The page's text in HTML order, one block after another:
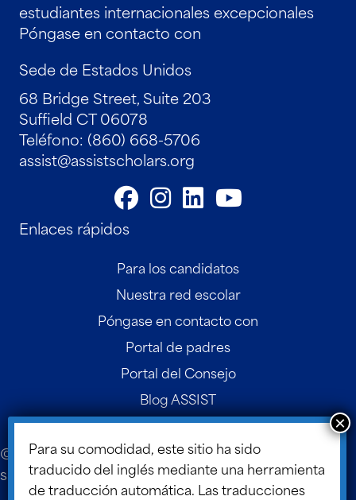
estudiantes internacionales excepcionales
Póngase en contacto con
Sede de Estados Unidos
68 Bridge Street, Suite 203
Suffield CT 06078
Teléfono: (860) 668-5706
assist@assistscholars.org
Enlaces rápidos
Para los candidatos
Nuestra red escolar
Póngase en contacto con
Portal de padres
Portal del Consejo
Blog ASSIST
© 2026 ASSIST Scholars. Diseño y desarrollo del
sitio web porDiseño TLC .
Para su comodidad, este sitio ha sido
traducido del inglés mediante una herramienta
de traducción automática. Las traducciones